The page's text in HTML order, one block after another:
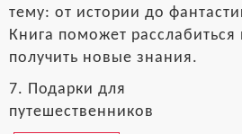
тему: от истории до
Книга поможет расслабиться
получить новые знания.
7. Подарки для
путешественников